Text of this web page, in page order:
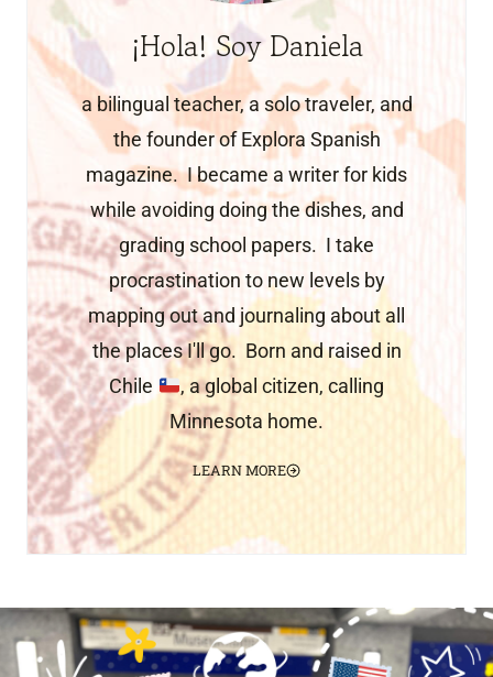
¡Hola! Soy Daniela
a bilingual teacher, a solo traveler, and
the founder of Explora Spanish
magazine. I became a writer for kids
while avoiding doing the dishes, and
grading school papers. I take
procrastination to new levels by
mapping out and journaling about all
the places I'll go. Born and raised in
Chile
, a global citizen, calling
Minnesota home.
LEARN MORE